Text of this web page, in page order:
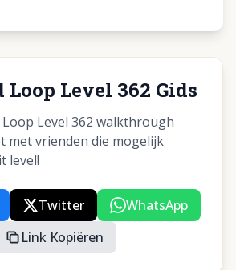
Loop Level 362 Gids
Loop Level 362 walkthrough
met vrienden die mogelijk
level!
Twitter
WhatsApp
Link Kopiëren